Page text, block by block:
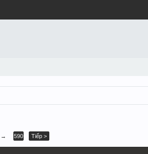
→ 590 Tiếp >